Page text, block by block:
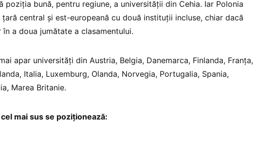
poziția bună, pentru regiune, a universității din Cehia. Iar Polonia
țară central și est-europeană cu două instituții incluse, chiar dacă
în a doua jumătate a clasamentului.
apar universități din Austria, Belgia, Danemarca, Finlanda, Franța,
Italia, Luxemburg, Olanda, Norvegia, Portugalia, Spania,
Marea Britanie.
mai sus se poziționează: